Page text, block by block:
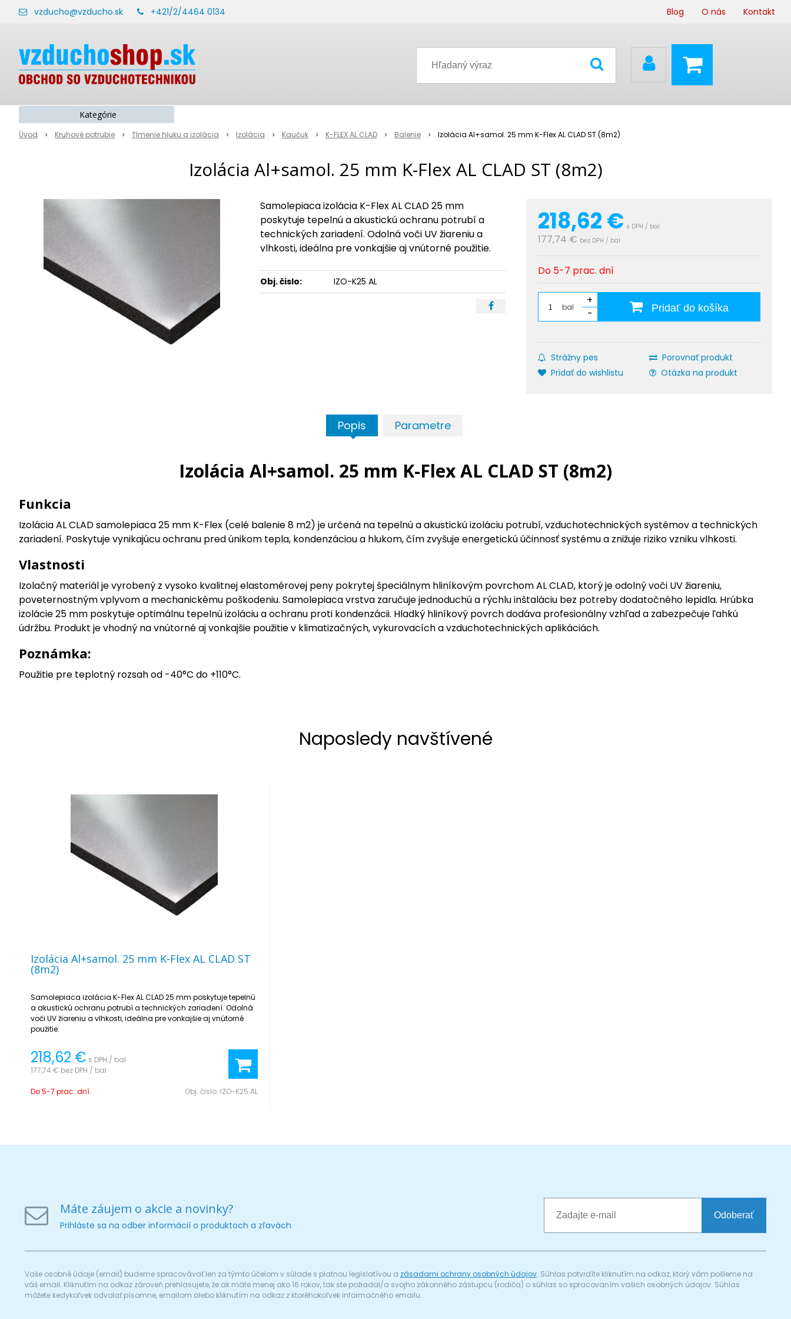
vzducho@vzducho.sk +421/2/4464 0134 Blog O nás Kontakt
Úvod Kruhové potrubie Tlmenie hluku a izolácia Izolácia Kaučuk K-FLEX AL CLAD Balenie Izolácia Al+samol. 25 mm K-Flex AL CLAD ST (8m2)
Izolácia Al+samol. 25 mm K-Flex AL CLAD ST (8m2)
218,62€ s DPH / bal
177,74 € bez DPH / bal
Do 5-7 prac. dní
bal
+
-
Pridať do košíka
Strážny pes
Porovnať produkt
Pridať do wishlistu
Otázka na produkt
Samolepiaca izolácia K-Flex AL CLAD 25 mm
poskytuje tepelnú a akustickú ochranu potrubí a
technických zariadení. Odolná voči UV žiareniu a
vlhkosti, ideálna pre vonkajšie aj vnútorné použitie.
Obj. čislo: IZO-K25 AL
Popis Parametre
Izolácia Al+samol. 25 mm K-Flex AL CLAD ST (8m2)
Funkcia
Izolácia AL CLAD samolepiaca 25 mm K-Flex (celé balenie 8 m2) je určená na tepelnú a akustickú izoláciu potrubí, vzduchotechnických systémov a technických
zariadení. Poskytuje vynikajúcu ochranu pred únikom tepla, kondenzáciou a hlukom, čím zvyšuje energetickú účinnosť systému a znižuje riziko vzniku vlhkosti.
Vlastnosti
Izolačný materiál je vyrobený z vysoko kvalitnej elastomérovej peny pokrytej špeciálnym hliníkovým povrchom AL CLAD, ktorý je odolný voči UV žiareniu,
poveternostným vplyvom a mechanickému poškodeniu. Samolepiaca vrstva zaručuje jednoduchú a rýchlu inštaláciu bez potreby dodatočného lepidla. Hrúbka
izolácie 25 mm poskytuje optimálnu tepelnú izoláciu a ochranu proti kondenzácii. Hladký hliníkový povrch dodáva profesionálny vzhľad a zabezpečuje ľahkú
údržbu. Produkt je vhodný na vnútorné aj vonkajšie použitie v klimatizačných, vykurovacích a vzduchotechnických aplikáciách.
Poznámka:
Použitie pre teplotný rozsah od -40°C do +110°C.
Naposledy navštívené
Izolácia Al+samol. 25 mm K-Flex AL CLAD ST
(8m2)
Samolepiaca izolácia K-Flex AL CLAD 25 mm poskytuje tepelnú
a akustickú ochranu potrubí a technických zariadení. Odolná
voči UV žiareniu a vlhkosti, ideálna pre vonkajšie aj vnútorné
použitie.
218,62 € s DPH / bal
177,74 € bez DPH / bal
Do 5-7 prac. dní Obj. čislo: IZO-K25 AL
Kategórie
Máte záujem o akcie a novinky?
Prihláste sa na odber informácií o produktoch a zľavách
Odoberať
Vaše osobné údaje (email) budeme spracovávať len za týmto účelom v súlade s platnou legislatívou a zásadami ochrany osobných údajov. Súhlas potvrdíte kliknutím na odkaz, ktorý vám pošleme na
váš email. Kliknutím na odkaz zároveň prehlasujete, že ak máte menej ako 16 rokov, tak ste požiadal/a svojho zákonného zástupcu (rodiča) o súhlas so spracovaním vašich osobných údajov. Súhlas
môžete kedykoľvek odvolať písomne, emailom alebo kliknutím na odkaz z ktoréhokoľvek informačného emailu.